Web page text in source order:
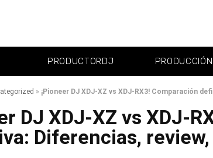
PRODUCTORDJ PRODUCCIÓN
» ¡Pioneer DJ XDJ-XZ vs XDJ-RX3! Comparación
DJ XDJ-XZ vs XDJ-
Diferencias,